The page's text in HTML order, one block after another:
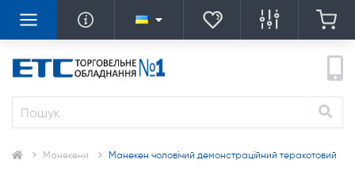
Манекени Манекен чоловічий демонстраційний теракотовий